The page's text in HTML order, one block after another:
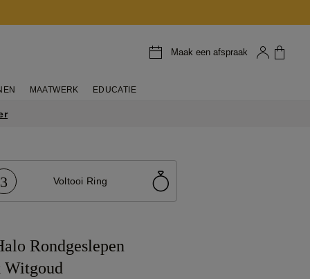
Maak een afspraak
MAATWERK EDUCATIE
3 Voltooi Ring
Rondgeslepen
Witgoud